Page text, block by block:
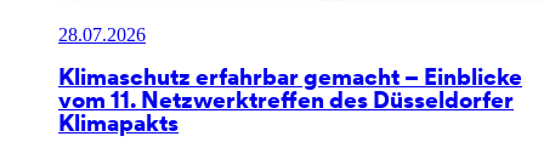
28.07.2026
Klimaschutz erfahrbar gemacht – Einblicke
vom 11. Netzwerktreffen des Düsseldorfer
Klimapakts